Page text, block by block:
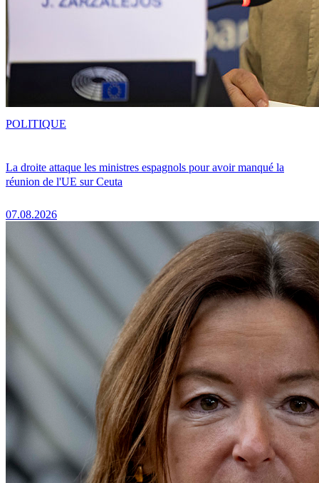
La droite attaque les ministres espagnols pour avoir manqué la
réunion de l'UE sur Ceuta
07.08.2026
POLITIQUE